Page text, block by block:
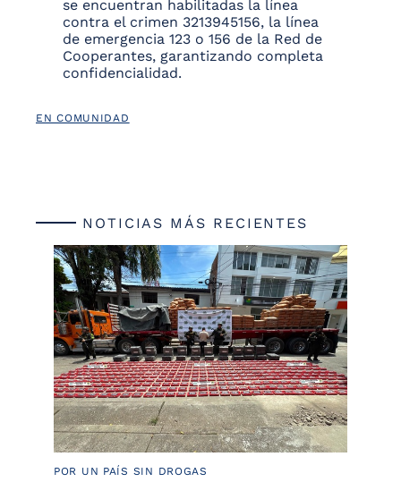
se encuentran habilitadas la línea
contra el crimen 3213945156, la línea
de emergencia 123 o 156 de la Red de
Cooperantes, garantizando completa
confidencialidad.
EN COMUNIDAD
NOTICIAS MÁS RECIENTES
POR UN PAÍS SIN DROGAS